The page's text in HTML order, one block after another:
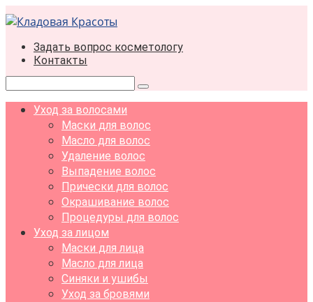
Перейти
к
контентуЗадать вопрос косметологу
Контакты
Поиск:
Уход за волосами
Маски для волос
Масло для волос
Удаление волос
Выпадение волос
Прически для волос
Окрашивание волос
Процедуры для волос
Уход за лицом
Маски для лица
Масло для лица
Синяки и ушибы
Уход за бровями